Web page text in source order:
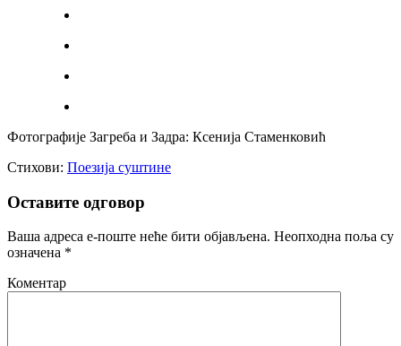
Фотографије Загреба и Задра: Ксенија Стаменковић
Стихови: Поезија суштине
Оставите одговор
Ваша адреса е-поште неће бити објављена. Неопходна поља су
означена *
Коментар